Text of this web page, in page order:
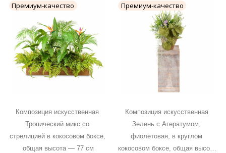
Премиум-качество
Композиция искусственная
Тропический микс со
стрелицией в кокосовом боксе,
общая высота — 77 см
Премиум-качество
Композиция искусственная
Зелень с Агератумом,
фиолетовая, в круглом
кокосовом боксе, общая высота